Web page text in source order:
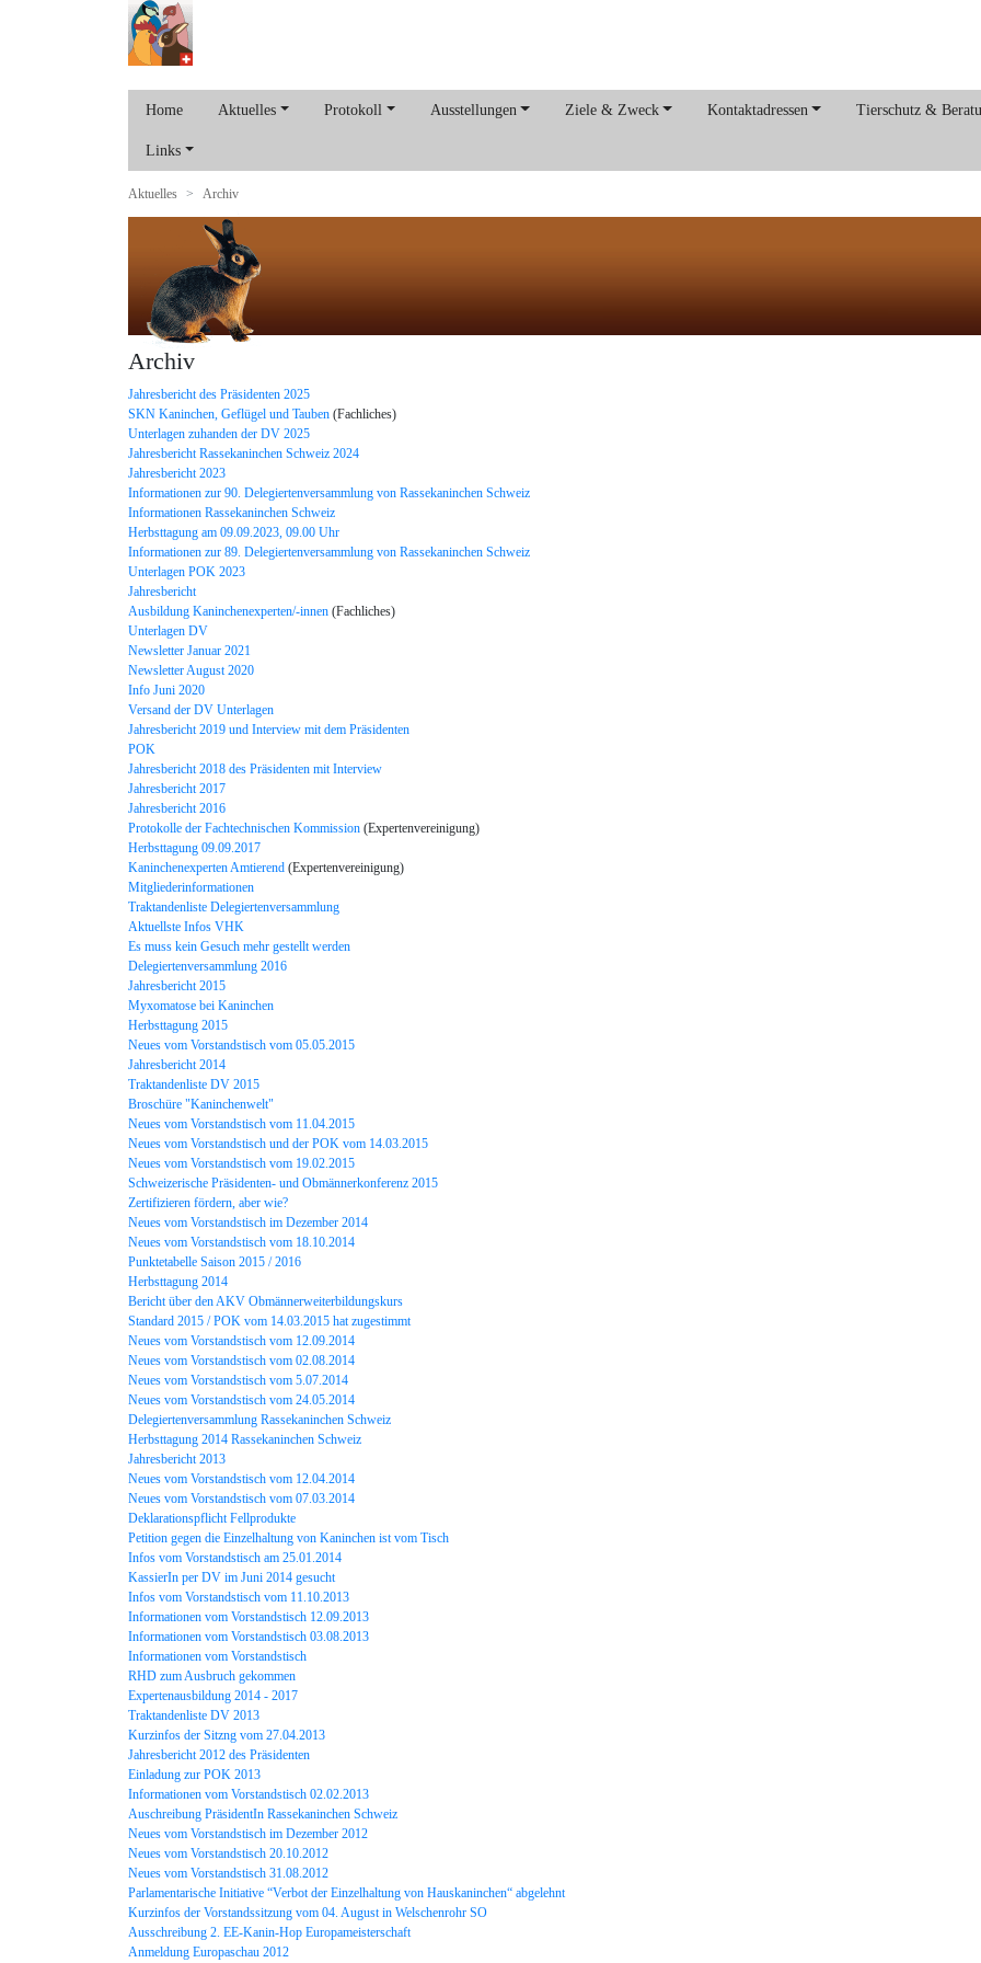
Home Aktuelles Protokoll Ausstellungen Ziele & Zweck Kontaktadressen Tierschutz &
Links
Aktuelles Archiv
Archiv
Jahresbericht des Präsidenten 2025
SKN Kaninchen, Geflügel und Tauben (Fachliches)
Unterlagen zuhanden der DV 2025
Jahresbericht Rassekaninchen Schweiz 2024
Jahresbericht 2023
Informationen zur 90. Delegiertenversammlung von Rassekaninchen Schweiz
Informationen Rassekaninchen Schweiz
Herbsttagung am 09.09.2023, 09.00 Uhr
Informationen zur 89. Delegiertenversammlung von Rassekaninchen Schweiz
Unterlagen POK 2023
Jahresbericht
Ausbildung Kaninchenexperten/-innen (Fachliches)
Unterlagen DV
Newsletter Januar 2021
Newsletter August 2020
Info Juni 2020
Versand der DV Unterlagen
Jahresbericht 2019 und Interview mit dem Präsidenten
POK
Jahresbericht 2018 des Präsidenten mit Interview
Jahresbericht 2017
Jahresbericht 2016
Protokolle der Fachtechnischen Kommission (Expertenvereinigung)
Herbsttagung 09.09.2017
Kaninchenexperten Amtierend (Expertenvereinigung)
Mitgliederinformationen
Traktandenliste Delegiertenversammlung
Aktuellste Infos VHK
Es muss kein Gesuch mehr gestellt werden
Delegiertenversammlung 2016
Jahresbericht 2015
Myxomatose bei Kaninchen
Herbsttagung 2015
Neues vom Vorstandstisch vom 05.05.2015
Jahresbericht 2014
Traktandenliste DV 2015
Broschüre "Kaninchenwelt"
Neues vom Vorstandstisch vom 11.04.2015
Neues vom Vorstandstisch und der POK vom 14.03.2015
Neues vom Vorstandstisch vom 19.02.2015
Schweizerische Präsidenten- und Obmännerkonferenz 2015
Zertifizieren fördern, aber wie?
Neues vom Vorstandstisch im Dezember 2014
Neues vom Vorstandstisch vom 18.10.2014
Punktetabelle Saison 2015 / 2016
Herbsttagung 2014
Bericht über den AKV Obmännerweiterbildungskurs
Standard 2015 / POK vom 14.03.2015 hat zugestimmt
Neues vom Vorstandstisch vom 12.09.2014
Neues vom Vorstandstisch vom 02.08.2014
Neues vom Vorstandstisch vom 5.07.2014
Neues vom Vorstandstisch vom 24.05.2014
Delegiertenversammlung Rassekaninchen Schweiz
Herbsttagung 2014 Rassekaninchen Schweiz
Jahresbericht 2013
Neues vom Vorstandstisch vom 12.04.2014
Neues vom Vorstandstisch vom 07.03.2014
Deklarationspflicht Fellprodukte
Petition gegen die Einzelhaltung von Kaninchen ist vom Tisch
Infos vom Vorstandstisch am 25.01.2014
KassierIn per DV im Juni 2014 gesucht
Infos vom Vorstandstisch vom 11.10.2013
Informationen vom Vorstandstisch 12.09.2013
Informationen vom Vorstandstisch 03.08.2013
Informationen vom Vorstandstisch
RHD zum Ausbruch gekommen
Expertenausbildung 2014 - 2017
Traktandenliste DV 2013
Kurzinfos der Sitzng vom 27.04.2013
Jahresbericht 2012 des Präsidenten
Einladung zur POK 2013
Informationen vom Vorstandstisch 02.02.2013
Auschreibung PräsidentIn Rassekaninchen Schweiz
Neues vom Vorstandstisch im Dezember 2012
Neues vom Vorstandstisch 20.10.2012
Neues vom Vorstandstisch 31.08.2012
Parlamentarische Initiative “Verbot der Einzelhaltung von Hauskaninchen“ abgelehnt
Kurzinfos der Vorstandssitzung vom 04. August in Welschenrohr SO
Ausschreibung 2. EE-Kanin-Hop Europameisterschaft
Anmeldung Europaschau 2012